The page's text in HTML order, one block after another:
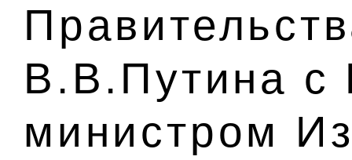
В.В.Путина с
министром